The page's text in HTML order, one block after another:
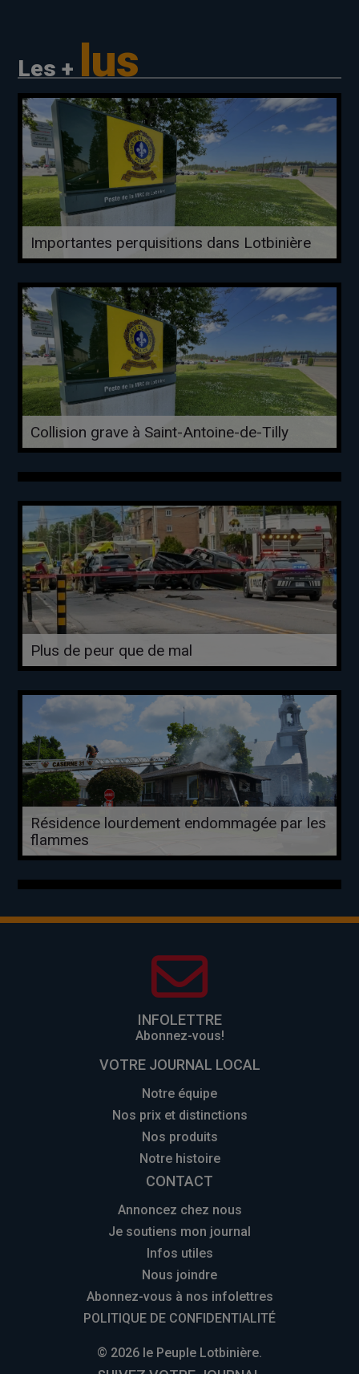
Les + lus
Importantes perquisitions dans Lotbinière
Collision grave à Saint-Antoine-de-Tilly
Plus de peur que de mal
Résidence lourdement endommagée par les
flammes
INFOLETTRE
Abonnez-vous!
VOTRE JOURNAL LOCAL
Notre équipe
Nos prix et distinctions
Nos produits
Notre histoire
CONTACT
Annoncez chez nous
Je soutiens mon journal
Infos utiles
Nous joindre
Abonnez-vous à nos infolettres
POLITIQUE DE CONFIDENTIALITÉ
© 2026 le Peuple Lotbinière.